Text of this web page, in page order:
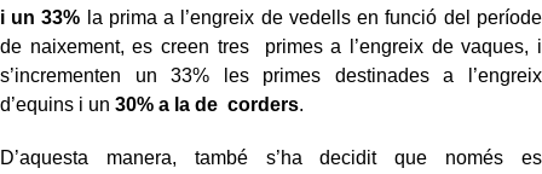
i un 33% la prima a l’engreix de vedells en funció del període
de naixement, es creen tres primes a l’engreix de vaques, i
s’incrementen un 33% les primes destinades a l’engreix
d’equins i un 30% a la de corders.
D’aquesta manera, també s’ha decidit que només es